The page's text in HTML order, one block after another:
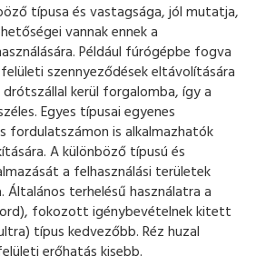
típusa és vastagsága, jól mutatja,
vannak ennek a
Például fúrógépbe fogva
szennyeződések eltávolítására
kerül forgalomba, így a
Egyes típusai egyenes
fordulatszámon is alkalmazhatók
A különböző típusú és
a felhasználási területek
Általános terhelésű használatra a
fokozott igénybevételnek kitett
típus kedvezőbb. Réz huzal
erőhatás kisebb.